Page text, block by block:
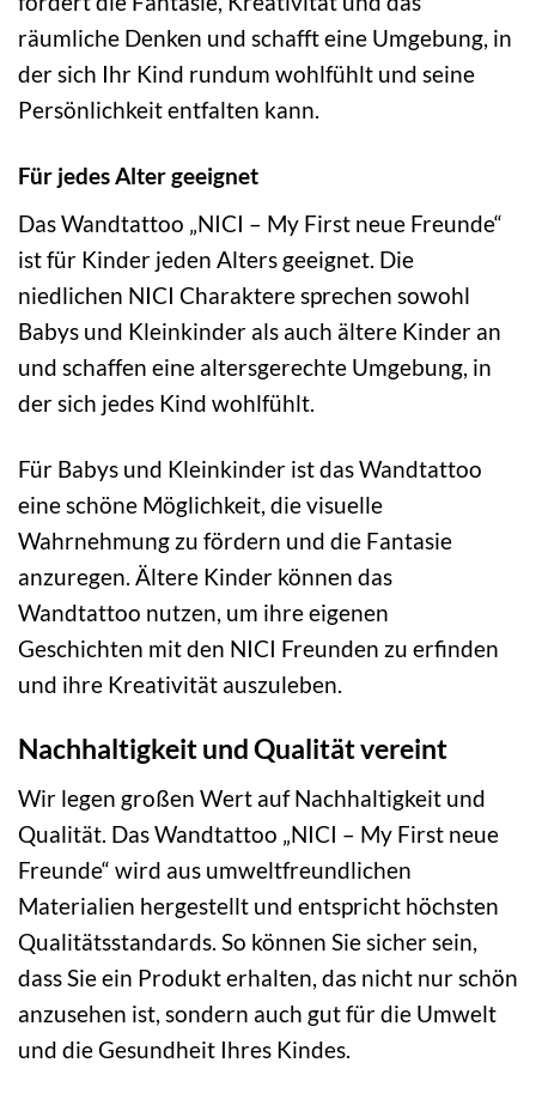
räumliche Denken und schafft eine Umgebung, in
der sich Ihr Kind rundum wohlfühlt und seine
Persönlichkeit entfalten kann.
Für jedes Alter geeignet
Das Wandtattoo „NICI – My First neue Freunde“
ist für Kinder jeden Alters geeignet. Die
niedlichen NICI Charaktere sprechen sowohl
Babys und Kleinkinder als auch ältere Kinder an
und schaffen eine altersgerechte Umgebung, in
der sich jedes Kind wohlfühlt.
Für Babys und Kleinkinder ist das Wandtattoo
eine schöne Möglichkeit, die visuelle
Wahrnehmung zu fördern und die Fantasie
anzuregen. Ältere Kinder können das
Wandtattoo nutzen, um ihre eigenen
Geschichten mit den NICI Freunden zu erfinden
und ihre Kreativität auszuleben.
Nachhaltigkeit und Qualität vereint
Wir legen großen Wert auf Nachhaltigkeit und
Qualität. Das Wandtattoo „NICI – My First neue
Freunde“ wird aus umweltfreundlichen
Materialien hergestellt und entspricht höchsten
Qualitätsstandards. So können Sie sicher sein,
dass Sie ein Produkt erhalten, das nicht nur schön
anzusehen ist, sondern auch gut für die Umwelt
und die Gesundheit Ihres Kindes.